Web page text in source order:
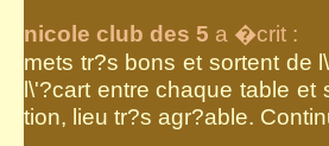
nicole club des 5 a �crit :
mets tr?s bons et sortent de
l\'?cart entre chaque table et
tion, lieu tr?s agr?able.